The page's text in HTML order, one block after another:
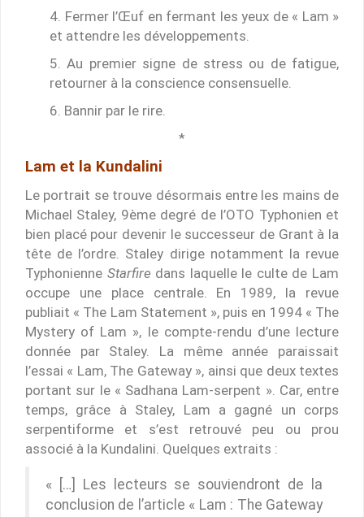
4. Fermer l’Œuf en fermant les yeux de « Lam »
et attendre les développements.
5. Au premier signe de stress ou de fatigue,
retourner à la conscience consensuelle.
6. Bannir par le rire.
*
Lam et la Kundalini
Le portrait se trouve désormais entre les mains de
Michael Staley, 9ème degré de l’OTO Typhonien et
bien placé pour devenir le successeur de Grant à la
tête de l’ordre. Staley dirige notamment la revue
Typhonienne Starfire dans laquelle le culte de Lam
occupe une place centrale. En 1989, la revue
publiait « The Lam Statement », puis en 1994 « The
Mystery of Lam », le compte-rendu d’une lecture
donnée par Staley. La même année paraissait
l’essai « Lam, The Gateway », ainsi que deux textes
portant sur le « Sadhana Lam-serpent ». Car, entre
temps, grâce à Staley, Lam a gagné un corps
serpentiforme et s’est retrouvé peu ou prou
associé à la Kundalini. Quelques extraits :
« […] Les lecteurs se souviendront de la
conclusion de l’article « Lam : The Gateway